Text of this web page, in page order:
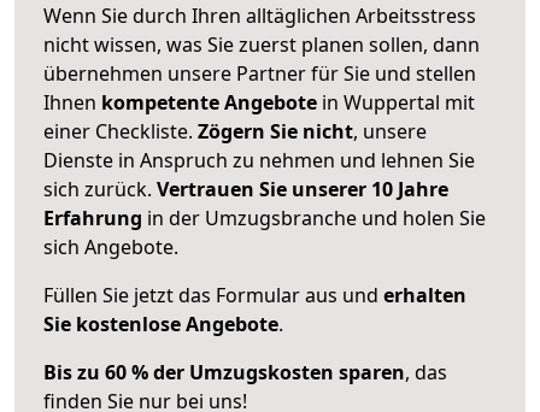
Wenn Sie durch Ihren alltäglichen Arbeitsstress
nicht wissen, was Sie zuerst planen sollen, dann
übernehmen unsere Partner für Sie und stellen
Ihnen kompetente Angebote in Wuppertal mit
einer Checkliste. Zögern Sie nicht, unsere
Dienste in Anspruch zu nehmen und lehnen Sie
sich zurück. Vertrauen Sie unserer 10 Jahre
Erfahrung in der Umzugsbranche und holen Sie
sich Angebote.
Füllen Sie jetzt das Formular aus und erhalten
Sie kostenlose Angebote.
Bis zu 60 % der Umzugskosten sparen, das
finden Sie nur bei uns!